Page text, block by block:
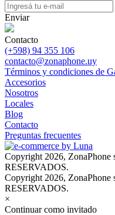
Enviar
Contacto
(+598) 94 355 106
contacto@zonaphone.uy
Términos y condiciones de
Accesorios
Nosotros
Locales
Blog
Contacto
Preguntas frecuentes
Copyright 2026,
RESERVADOS.
Copyright 2026,
RESERVADOS.
×
Continuar como invitado